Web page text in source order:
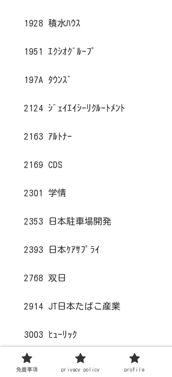
1928 積水ﾊｳｽ
1951 ｴｸｼｵｸﾞﾙｰﾌﾟ
197A ﾀｳﾝｽﾞ
2124 ｼﾞｪｲｴｲｼｰﾘｸﾙｰﾄﾒﾝﾄ
2163 ｱﾙﾄﾅｰ
2169 CDS
2301 学情
2353 日本駐車場開発
2393 日本ｹｱｻﾌﾟﾗｲ
2768 双日
2914 JT日本たばこ産業
3003 ﾋｭｰﾘｯｸ
3076 あい HD
免責事項 privacy policy profile